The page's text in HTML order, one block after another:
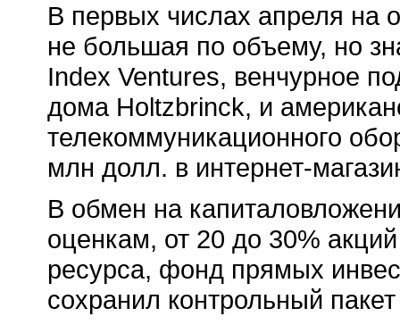
В первых числах апреля на
не большая по объему, но
Index Ventures, венчурное
дома Holtzbrinck, и
телекоммуникационного
млн долл. в интернет-
В обмен на
оценкам, от 20 до 30%
ресурса, фонд прямых
сохранил контрольный